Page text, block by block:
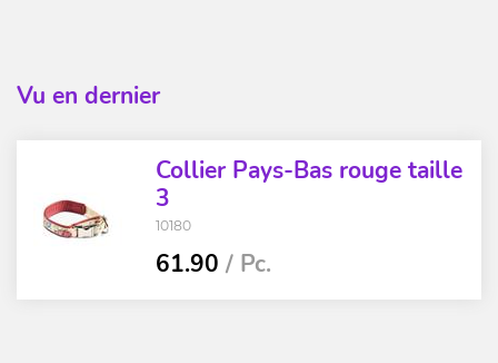
Vu en dernier
Collier Pays-Bas rouge taille
3
10180
61.90 / Pc.